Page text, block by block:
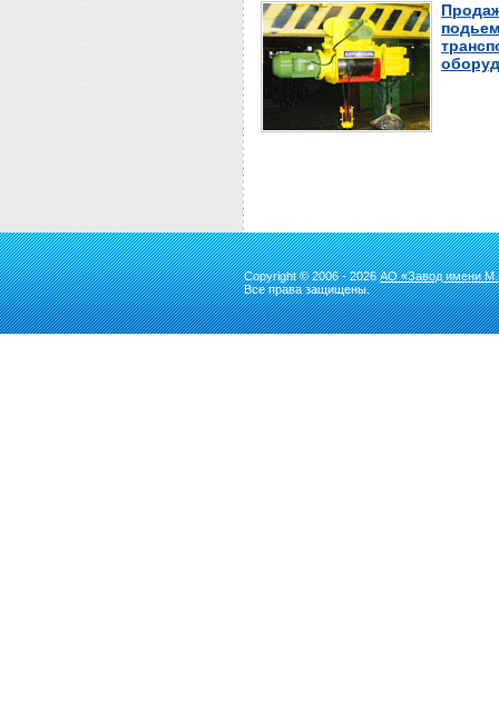
Copyright © 2006 - 2026АО «Завод имени
Все права защищены.